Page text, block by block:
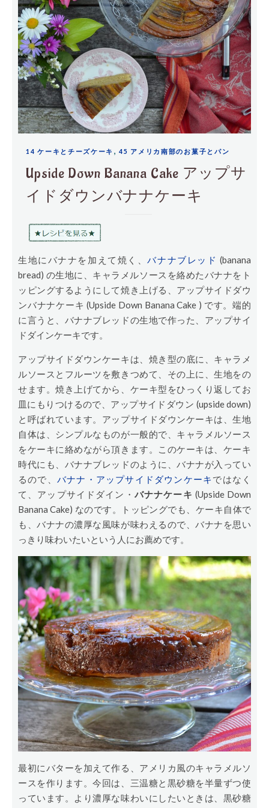
14 ケーキとチーズケーキ ,45 アメリカ南部のお菓子とパン
Upside Down Banana Cake アップサ
イドダウンバナナケーキ
生地にバナナを加えて焼く、バナナブレッド (banana
bread) の生地に、キャラメルソースを絡めたバナナをト
ッピングするようにして焼き上げる、アップサイドダウ
ンバナナケーキ (Upside Down Banana Cake ) です。端的
に言うと、バナナブレッドの生地で作った、アップサイ
ドダインケーキです。
アップサイドダウンケーキは、焼き型の底に、キャラメ
ルソースとフルーツを敷きつめて、その上に、生地をの
せます。焼き上げてから、ケーキ型をひっくり返してお
皿にもりつけるので、アップサイドダウン (upside down)
と呼ばれています。アップサイドダウンケーキは、生地
自体は、シンプルなものが一般的で、キャラメルソース
をケーキに絡めながら頂きます。このケーキは、ケーキ
時代にも、バナナブレッドのように、バナナが入ってい
るので、 バナナ・アップサイドダウンケーキではなく
て、アップサイドダイン・ バナナケーキ (Upside Down
Banana Cake) なのです。トッピングでも、ケーキ自体で
も、バナナの濃厚な風味が味わえるので、バナナを思い
っきり味わいたいという人にお薦めです。
最初にバターを加えて作る、アメリカ風のキャラメルソ
ースを作ります。今回は、三温糖と黒砂糖を半量ずつ使
っています。より濃厚な味わいにしたいときは、黒砂糖